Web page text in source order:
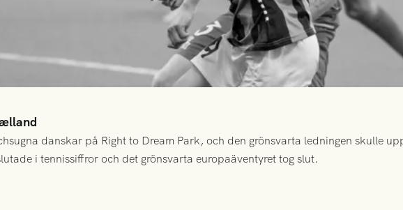
danskar på Right to Dream Park, och den grönsvarta ledningen skulle
i tennissiffror och det grönsvarta europaäventyret tog slut.